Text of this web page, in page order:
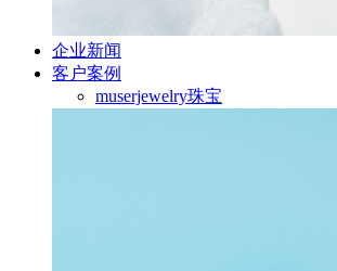
企业新闻
客户案例
muserjewelry珠宝